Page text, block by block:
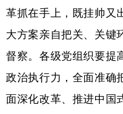
多语种频道
English Español
Русский язык
Deutsch Português
革抓在手上，既挂帅又
大方案亲自把关、关键
督察。各级党组织要提
政治执行力，全面准确
面深化改革、推进中国